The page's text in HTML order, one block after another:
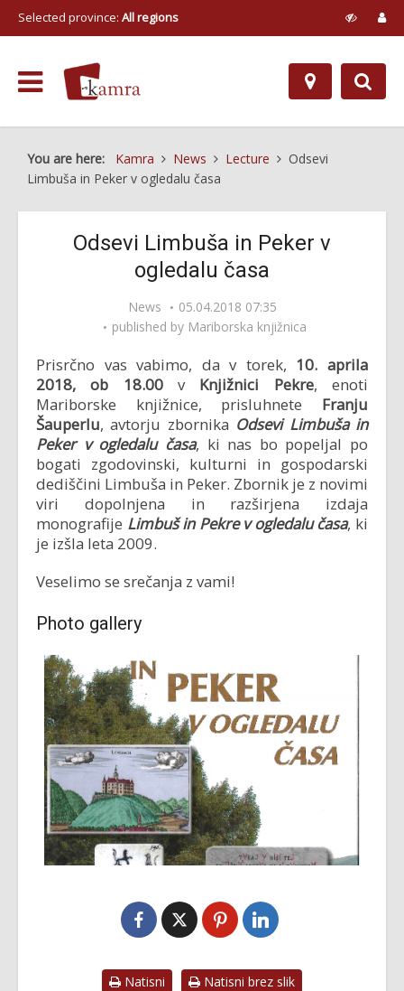
Selected province: All regions
You are here: Kamra News Lecture
Odsevi
Limbuša in Peker v ogledalu časa
Odsevi Limbuša in Peker v
ogledalu časa
News
05.04.2018 07:35
published by Mariborska knjižnica
Prisrčno vas vabimo, da v torek, 10. aprila
2018, ob 18.00 v Knjižnici Pekre, enoti
Mariborske knjižnice, prisluhnete Franju
Šauperlu, avtorju zbornika Odsevi Limbuša in
Peker v ogledalu časa, ki nas bo popeljal po
bogati zgodovinski, kulturni in gospodarski
dediščini Limbuša in Peker. Zbornik je z novimi
viri dopolnjena in razširjena izdaja
monografije Limbuš in Pekre v ogledalu časa, ki
je izšla leta 2009.
Veselimo se srečanja z vami!
Photo gallery
Natisni Natisni brez slik